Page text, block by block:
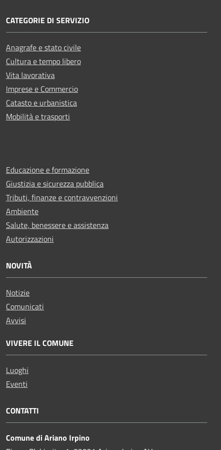
CATEGORIE DI SERVIZIO
Anagrafe e stato civile
Cultura e tempo libero
Vita lavorativa
Imprese e Commercio
Catasto e urbanistica
Mobilità e trasporti
Educazione e formazione
Giustizia e sicurezza pubblica
Tributi, finanze e contravvenzioni
Ambiente
Salute, benessere e assistenza
Autorizzazioni
NOVITÀ
Notizie
Comunicati
Avvisi
VIVERE IL COMUNE
Luoghi
Eventi
CONTATTI
Comune di Ariano Irpino